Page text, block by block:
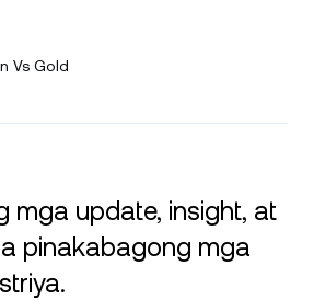
Vs Gold
mga update, insight, at
pinakabagong mga